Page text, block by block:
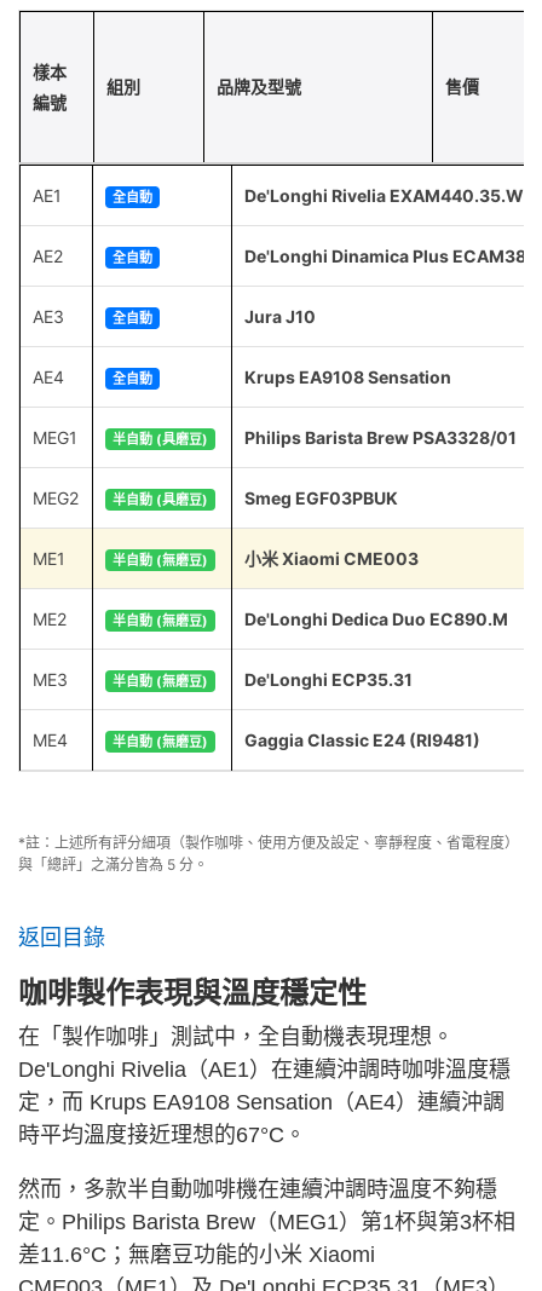
樣本
編號
組別 品牌及型號 售價
AE1 全自動 De'Longhi Rivelia EXAM440.35.W
AE2 全自動 De'Longhi Dinamica Plus
AE3 全自動 Jura J10
AE4 全自動 Krups EA9108 Sensation
MEG1 半自動 (具磨豆) Philips Barista Brew PSA3328/01
MEG2 半自動 (具磨豆) Smeg EGF03PBUK
ME1 半自動 (無磨豆) 小米 Xiaomi CME003
ME2 半自動 (無磨豆) De'Longhi Dedica Duo EC890.M
ME3 半自動 (無磨豆) De'Longhi ECP35.31
ME4 半自動 (無磨豆) Gaggia Classic E24 (RI9481)
*註：上述所有評分細項（製作咖啡、使用方便及設定、寧靜程度、省電程度）
與「總評」之滿分皆為 5 分。
返回目錄
咖啡製作表現與溫度穩定性
在「製作咖啡」測試中，全自動機表現理想。
De'Longhi Rivelia（AE1）在連續沖調時咖啡溫度穩
定，而 Krups EA9108 Sensation（AE4）連續沖調
時平均溫度接近理想的67°C。
然而，多款半自動咖啡機在連續沖調時溫度不夠穩
定。Philips Barista Brew（MEG1）第1杯與第3杯相
差11.6°C；無磨豆功能的小米 Xiaomi